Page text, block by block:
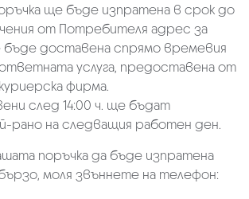
ще бъде изпратена в срок до
от Потребителя адрес за
бъде доставена спрямо времевия
услуга, предоставена от
фирма.
след 14:00 ч. ще бъдат
рано на следващия работен ден.
поръчка да бъде изпратена
моля звъннете на телефон: